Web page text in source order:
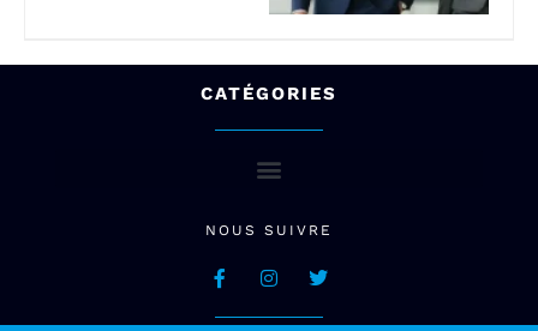
CATÉGORIES
NOUS SUIVRE